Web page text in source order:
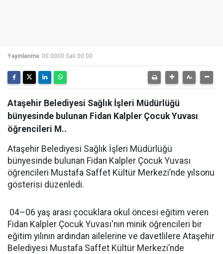
Yayınlanma: 00 0000 Salı 00:00
Ataşehir Belediyesi Sağlık İşleri Müdürlüğü
bünyesinde bulunan Fidan Kalpler Çocuk Yuvası
öğrencileri M..
Ataşehir Belediyesi Sağlık İşleri Müdürlüğü
bünyesinde bulunan Fidan Kalpler Çocuk Yuvası
öğrencileri Mustafa Saffet Kültür Merkezi’nde yılsonu
gösterisi düzenledi.
04–06 yaş arası çocuklara okul öncesi eğitim veren
Fidan Kalpler Çocuk Yuvası'nın minik öğrencileri bir
eğitim yılının ardından ailelerine ve davetlilere Ataşehir
Belediyesi Mustafa Saffet Kültür Merkezi’nde